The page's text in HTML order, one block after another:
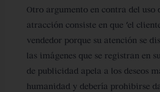
Otro argumento en contra del uso
atracción consiste en que ‘el
vendedor porque su atención se
las imágenes que se registran en
de publicidad apela a los deseos
humanidad y debería prohibirse